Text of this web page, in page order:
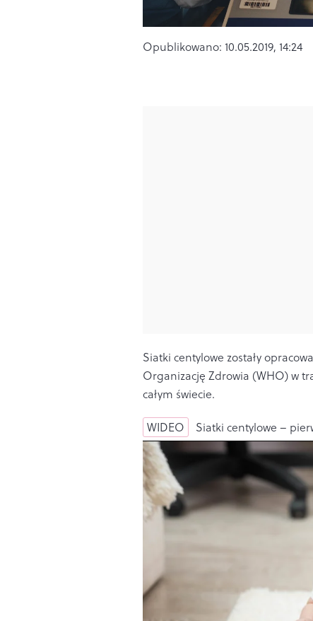
Opublikowano: 10.05.2019, 14:24
Siatki centylowe zostały
Organizację Zdrowia (WHO) w
całym świecie.
WIDEO Siatki centylowe –